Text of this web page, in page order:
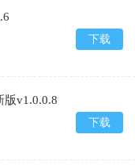
下载
版v1.0.0.8
下载